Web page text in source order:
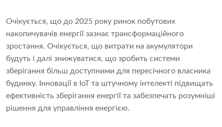
Очікується, що до 2025 року ринок побутових
накопичувачів енергії зазнає трансформаційного
зростання. Очікується, що витрати на акумулятори
будуть і далі знижуватися, що зробить системи
зберігання більш доступними для пересічного власника
будинку. Інновації в IoT та штучному інтелекті підвищать
ефективність зберігання енергії та забезпечать розумніші
рішення для управління енергією.